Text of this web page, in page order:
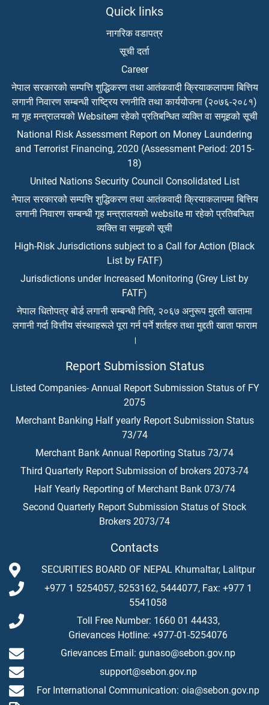
Quick links
नागरिक वडापत्र
सूची दर्ता
Career
नेपाल सरकारको सम्पत्ति शुद्धिकरण तथा आतंकवादी क्रियाकलापमा बित्तिय
लगानी निवारण सम्बन्धी राष्ट्रिय रणनीति तथा कार्ययोजना (२०७६-२०८१)
मा गृह मन्त्रालयको Websiteमा रहेको प्रतिबन्धित व्यक्ति वा समूहको सूची
National Risk Assessment Report on Money Laundering
and Terrorist Financing, 2020 (Assessment Period: 2015-
18)
United Nations Security Council Consolidated List
नेपाल सरकारको सम्पत्ति शुद्धिकरण तथा आतंकवादी क्रियाकलापमा बित्तिय
लगानी निवारण सम्बन्धी गृह मन्त्रालयको website मा रहेको प्रतिबन्धित
व्यक्ति वा समूहको सूची
High-Risk Jurisdictions subject to a Call for Action (Black
List by FATF)
Jurisdictions under Increased Monitoring (Grey List by
FATF)
नेपाल धितोपत्र बोर्ड लगानी सम्बन्धी निति, २०६७ अनुरूप मुद्दती खातामा
लगानी गर्दा वित्तीय संस्थाहरूले पूरा गर्न पर्ने शर्तहरु तथा मुद्दती खाता फाराम
।
Report Submission Status
Listed Companies- Annual Report Submission Status of FY
2075
Merchant Banking Half yearly Report Submission Status
73/74
Merchant Bank Annual Reporting Status 73/74
Third Quarterly Report Submission of brokers 2073-74
Half Yearly Reporting of Merchant Bank 073/74
Second Quarterly Report Submission Status of Stock
Brokers 2073/74
Contacts
SECURITIES BOARD OF NEPAL Khumaltar, Lalitpur
+977 1 5254057, 5253162, 5444077, Fax: +977 1
5541058
Toll Free Number: 1660 01 44433,
Grievances Hotline: +977-01-5254076
Grievances Email: gunaso@sebon.gov.np
support@sebon.gov.np
For International Communication: oia@sebon.gov.np